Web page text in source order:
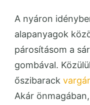
A nyáron
alapanyagok
párosításom a
gombával.
őszibarack
Akár